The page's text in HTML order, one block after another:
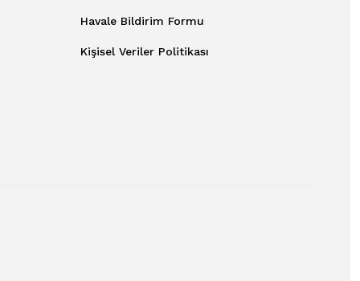
Havale Bildirim Formu
Kişisel Veriler Politikası